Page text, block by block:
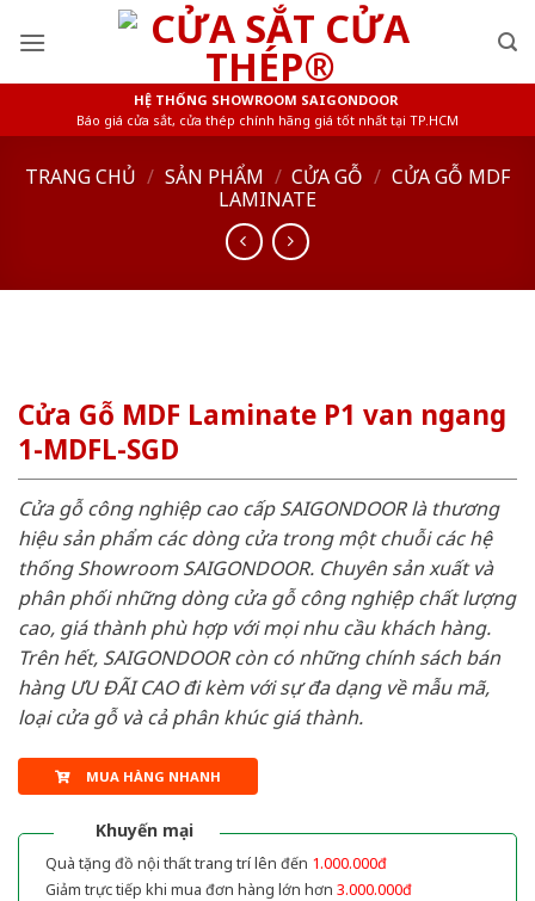
HỆ THỐNG SHOWROOM SAIGONDOOR
Báo giá cửa sắt, cửa thép chính hãng giá tốt nhất tại TP.HCM
TRANG CHỦ / SẢN PHẨM / CỬA GỖ / CỬA GỖ MDF
LAMINATE
Cửa Gỗ MDF Laminate P1 van ngang
1-MDFL-SGD
Cửa gỗ công nghiệp cao cấp SAIGONDOOR là thương
hiệu sản phẩm các dòng cửa trong một chuỗi các hệ
thống Showroom SAIGONDOOR. Chuyên sản xuất và
phân phối những dòng cửa gỗ công nghiệp chất lượng
cao, giá thành phù hợp với mọi nhu cầu khách hàng.
Trên hết, SAIGONDOOR còn có những chính sách bán
hàng ƯU ĐÃI CAO đi kèm với sự đa dạng về mẫu mã,
loại cửa gỗ và cả phân khúc giá thành.
MUA HÀNG NHANH
Khuyến mại
Quà tặng đồ nội thất trang trí lên đến 1.000.000đ
Giảm trực tiếp khi mua đơn hàng lớn hơn 3.000.000đ